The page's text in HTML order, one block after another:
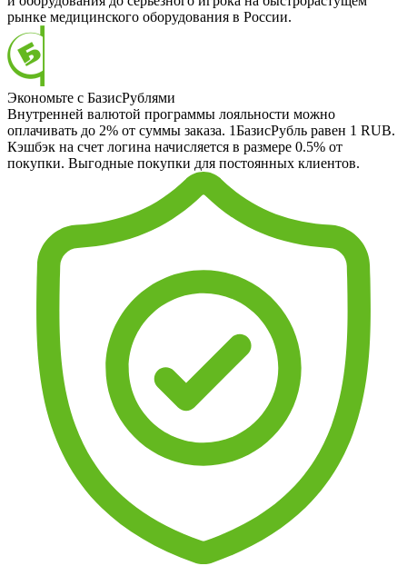
рынке медицинского оборудования в России.
Экономьте с БазисРублями
Внутренней валютой программы лояльности можно
оплачивать до 2% от суммы заказа. 1БазисРубль равен 1 RUB.
Кэшбэк на счет логина начисляется в размере 0.5% от
покупки. Выгодные покупки для постоянных клиентов.